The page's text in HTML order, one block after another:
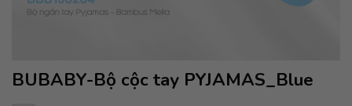
BUBABY-Bộ cộc tay PYJAMAS_Blue